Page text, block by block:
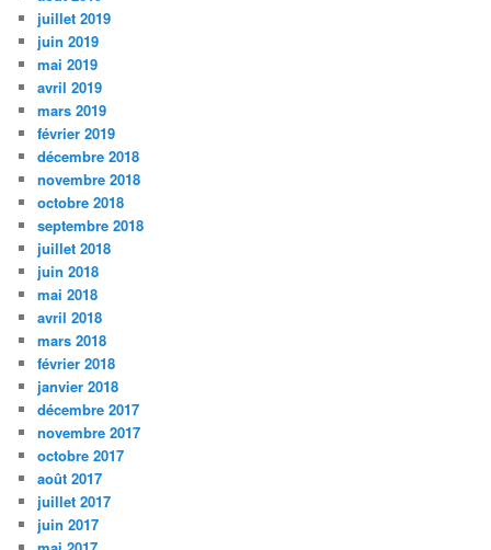
juillet 2019
juin 2019
mai 2019
avril 2019
mars 2019
février 2019
décembre 2018
novembre 2018
octobre 2018
septembre 2018
juillet 2018
juin 2018
mai 2018
avril 2018
mars 2018
février 2018
janvier 2018
décembre 2017
novembre 2017
octobre 2017
août 2017
juillet 2017
juin 2017